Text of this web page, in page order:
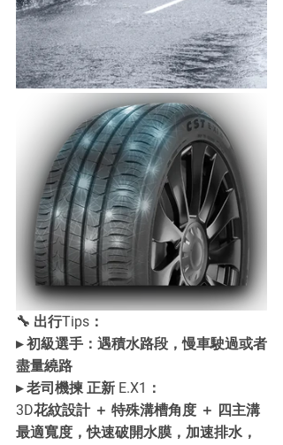
🔧 出行Tips：
▸ 初級選手：遇積水路段，慢車駛過或者
盡量繞路
▸ 老司機揀 正新 E.X1：
3D花紋設計 ＋ 特殊溝槽角度 ＋ 四主溝
最適寬度，快速破開水膜，加速排水，